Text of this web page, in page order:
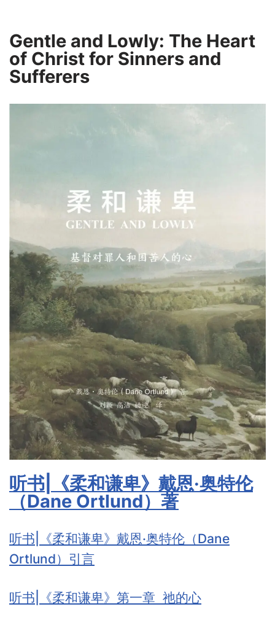
Gentle and Lowly: The Heart
of Christ for Sinners and
Sufferers
听书|《柔和谦卑》戴恩·奥特伦
（Dane Ortlund）著
听书|《柔和谦卑》戴恩·奥特伦（Dane
Ortlund）引言
听书|《柔和谦卑》第一章 祂的心